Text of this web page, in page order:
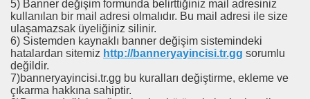
5) Banner değişim formunda belirttiğiniz mail adresiniz
kullanılan bir mail adresi olmalıdır. Bu mail adresi ile size
ulaşamazsak üyeliğiniz silinir.
6) Sistemden kaynaklı banner değişim sistemindeki
hatalardan sitemiz http://banneryayincisi.tr.gg sorumlu
değildir.
7)banneryayincisi.tr.gg bu kuralları değiştirme, ekleme ve
çıkarma hakkına sahiptir.